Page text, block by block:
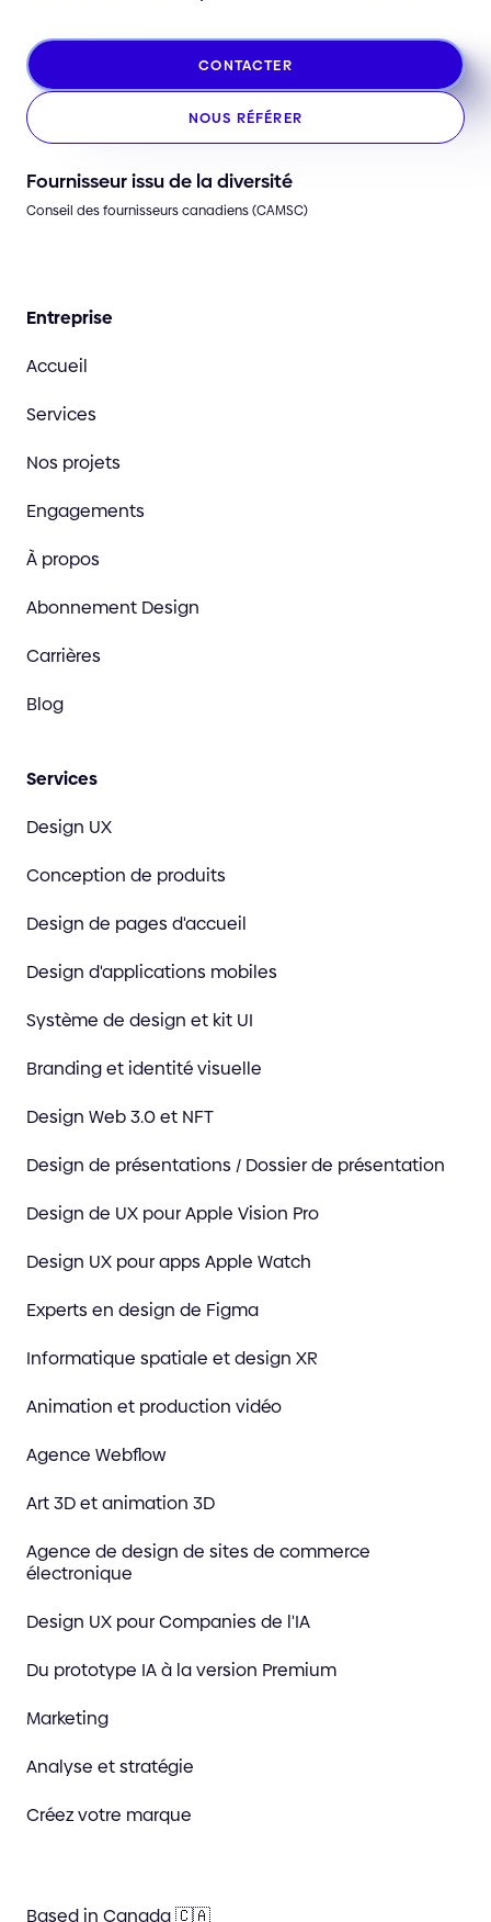
CONTACTER
NOUS RÉFÉRER
Fournisseur issu de la diversité
Conseil des fournisseurs canadiens (CAMSC)
Entreprise
Accueil
Services
Nos projets
Engagements
À propos
Abonnement Design
Carrières
Blog
Services
Design UX
Conception de produits
Design de pages d'accueil
Design d'applications mobiles
Système de design et kit UI
Branding et identité visuelle
Design Web 3.0 et NFT
Design de présentations / Dossier de présentation
Design de UX pour Apple Vision Pro
Design UX pour apps Apple Watch
Experts en design de Figma
Informatique spatiale et design XR
Animation et production vidéo
Agence Webflow
Art 3D et animation 3D
Agence de design de sites de commerce
électronique
Design UX pour Companies de l'IA
Du prototype IA à la version Premium
Marketing
Analyse et stratégie
Créez votre marque
Based in Canada 🇨🇦